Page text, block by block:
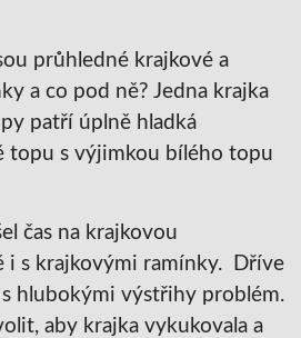
průhledné krajkové a
a co pod ně? Jedna krajka
patří úplně hladká
topu s výjimkou bílého topu
čas na krajkovou
i s krajkovými ramínky. Dříve
hlubokými výstřihy problém.
aby krajka vykukovala a